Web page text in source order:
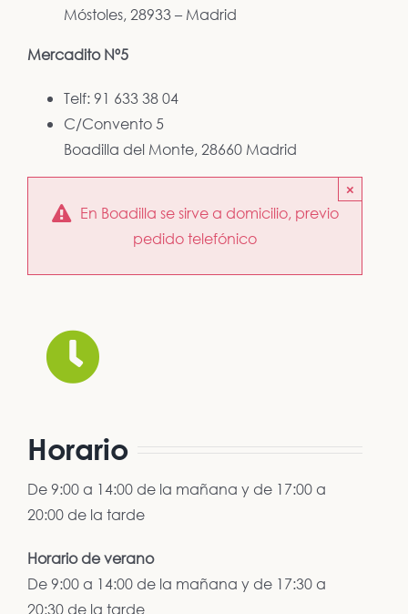
Móstoles, 28933 – Madrid
Mercadito Nº5
Telf: 91 633 38 04
C/Convento 5
Boadilla del Monte, 28660 Madrid
En Boadilla se sirve a domicilio, previo
pedido telefónico
×
Horario
De 9:00 a 14:00 de la mañana y de 17:00 a
20:00 de la tarde
Horario de verano
De 9:00 a 14:00 de la mañana y de 17:30 a
20:30 de la tarde